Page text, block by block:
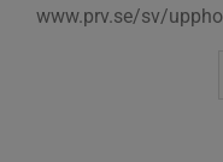
www.prv.se/sv/